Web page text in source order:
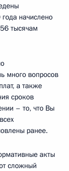
начислено
тысячам
много вопросов
а также
сроков
– то, что Вы
ранее.
акты
сложный